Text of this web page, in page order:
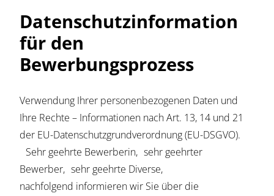
Datenschutzinformation
für den
Bewerbungsprozess
Verwendung Ihrer personenbezogenen Daten und
Ihre Rechte – Informationen nach Art. 13, 14 und 21
der EU-Datenschutzgrundverordnung (EU-DSGVO).
Sehr geehrte Bewerberin, sehr geehrter
Bewerber, sehr geehrte Diverse,
nachfolgend informieren wir Sie über die